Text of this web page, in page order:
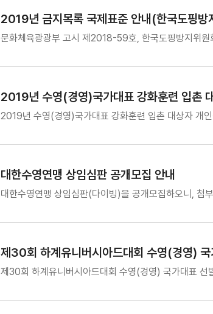
2019년 금지목록 국제표준 안내(한국도핑방
문화체육광광부 고시 제2018-59호, 한국도핑방지위
2019년 수영(경영)국가대표 강화훈련 입촌
2019년 수영(경영)국가대표 강화훈련 입촌 대상자
대한수영연맹 상임심판 공개모집 안내
대한수영연맹 상임심판(다이빙)을 공개모집하오니, 첨
제30회 하계유니버시아드대회 수영(경영)
제30회 하계유니버시아드대회 수영(경영) 국가대표